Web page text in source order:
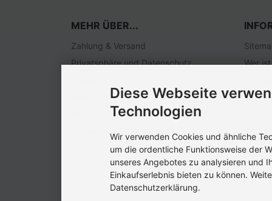
MEHR ÜBER...
Zahlung & Versand
Privatsphäre und Datenschutz
Impressum
Widerrufsrecht & Widerrufsformular
Versandkosten EU
Cookie Einstellungen
Wer
Diese Webseite
Technologien
Wir verwenden Cookies und ähnliche
um die ordentliche Funktionsweise der
unseres Angebotes zu analysieren und
Einkaufserlebnis bieten zu können.
Datenschutzerklärung.